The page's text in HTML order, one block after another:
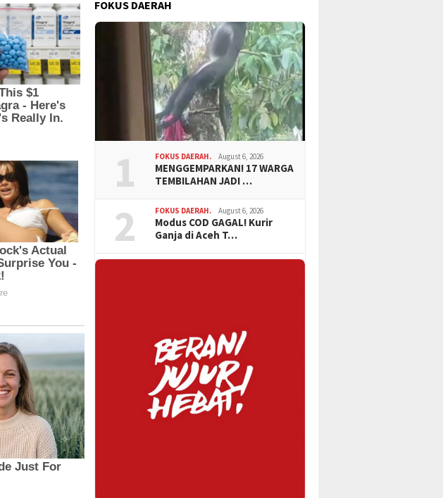
FOKUS DAERAH
1 FOKUS DAERAH. August 6, 2026
MENGGEMPARKAN! 17 WARGA
TEMBILAHAN JADI …
2 FOKUS DAERAH. August 6, 2026
Modus COD GAGAL! Kurir
Ganja di Aceh T…